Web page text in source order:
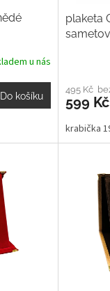
u nás
Do košíku
plaketa
495 Kč
599 Kč
krabička